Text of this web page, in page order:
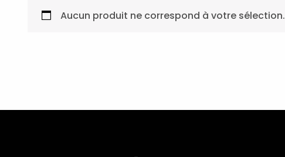
Aucun produit ne correspond à votre sélection.